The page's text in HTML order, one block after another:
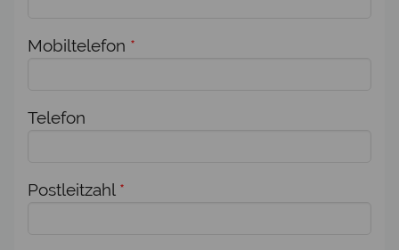
Mobiltelefon *
Telefon
Postleitzahl *